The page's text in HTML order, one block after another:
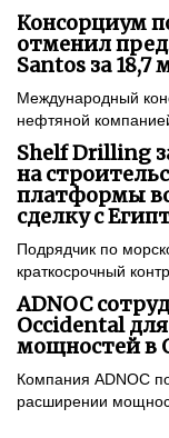
Консорциум
отменил
Santos за
Международный
нефтяной
Shelf Drilling
на
платформы
сделку с
Подрядчик по
краткосрочный
ADNOC
Occidental
мощностей в
Компания ADNOC
расширении